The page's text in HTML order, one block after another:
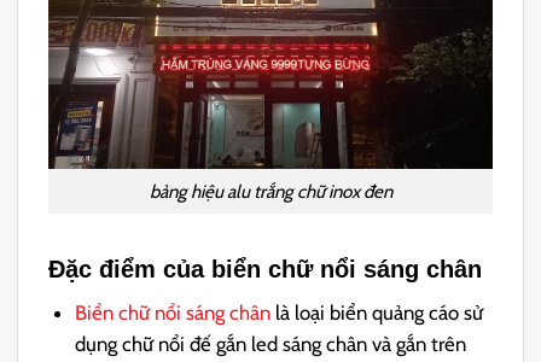
bảng hiệu alu trắng chữ inox đen
Đặc điểm của biển chữ nổi sáng chân
Biển chữ nổi sáng chân là loại biển quảng cáo sử
dụng chữ nổi đế gắn led sáng chân và gắn trên